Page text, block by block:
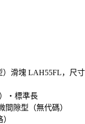
滑塊 LAH55FL，尺寸
・標準長
間隙型（無代碼）